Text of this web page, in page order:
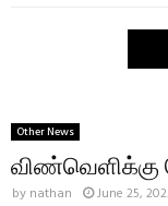
Other News
by nathan June 25,